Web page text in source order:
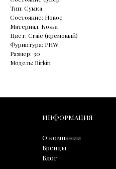
Тип: Сумка
Состояние: Новое
Материал: Кожа
Цвет: Craie (кремовый)
Фурнитура: PHW
Размер: 30
Модель: Birkin
ИНФОРМАЦИЯ
О компании
Бренды
Блог